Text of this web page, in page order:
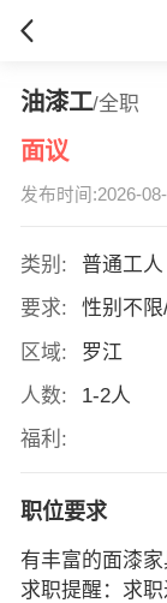
油漆工/全职
面议
发布时间:2026-
类别:
普通工人
要求:
性别不
区域:
罗江
人数:
1-2人
福利:
职位要求
有丰富的面漆家
求职提醒：求